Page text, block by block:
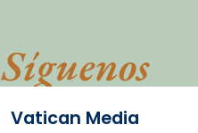
Síguenos
Vatican Media